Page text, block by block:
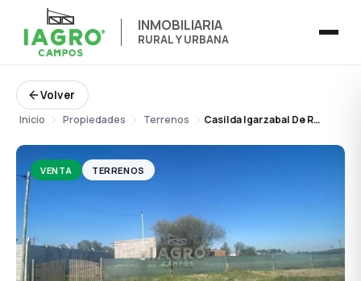
INMOBILIARIA
RURAL Y URBANA
Volver
Inicio Propiedades Terrenos Casilda Igarzabal De Rodríguez Peña – Fortín Vanguardia
VENTA TERRENOS